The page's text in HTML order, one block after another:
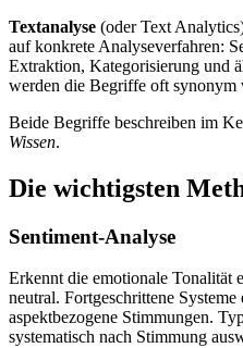
Textanalyse (oder Text
auf konkrete Analyseverfahren:
Extraktion, Kategorisierung und
werden die Begriffe oft synonym
Beide Begriffe beschreiben im
Wissen.
Die wichtigsten
Sentiment-Analyse
Erkennt die emotionale Tonalität
neutral. Fortgeschrittene
aspektbezogene Stimmungen.
systematisch nach Stimmung